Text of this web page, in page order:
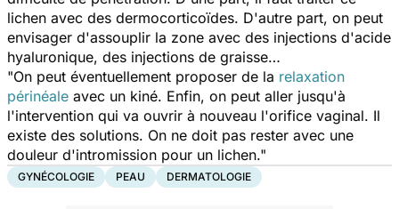
lichen avec des dermocorticoïdes. D'autre part, on peut
envisager d'assouplir la zone avec des injections d'acide
hyaluronique, des injections de graisse…
"On peut éventuellement proposer de la relaxation
périnéale avec un kiné. Enfin, on peut aller jusqu'à
l'intervention qui va ouvrir à nouveau l'orifice vaginal. Il
existe des solutions. On ne doit pas rester avec une
douleur d'intromission pour un lichen."
GYNÉCOLOGIE PEAU DERMATOLOGIE